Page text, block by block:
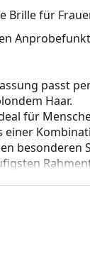
Brille für
passt
Haar.
für
einer
besonderen
die